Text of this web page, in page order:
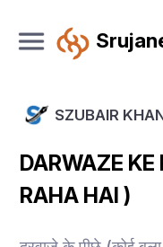
SZUBAIR
DARWAZE KE
RAHA HAI )